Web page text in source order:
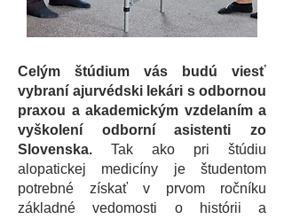
Celým štúdium vás budú viesť
vybraní ajurvédski lekári s odbornou
praxou a akademickým vzdelaním a
vyškolení odborní asistenti zo
Slovenska. Tak ako pri štúdiu
alopatickej medicíny je študentom
potrebné získať v prvom ročníku
základné vedomosti o histórii a